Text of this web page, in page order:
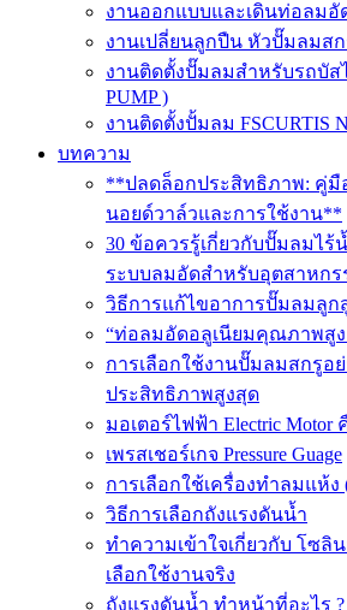
งานออกแบบและเดินท่อลมอั
งานเปลี่ยนลูกปืน หัวปั๊มลมสก
งานติดตั้งปั๊มลมสำหรับรถบัส
PUMP )
งานติดตั้งปั้มลม FSCURTIS
บทความ
**ปลดล็อกประสิทธิภาพ: คู่
นอยด์วาล์วและการใช้งาน**
30 ข้อควรรู้เกี่ยวกับปั๊มลมไ
ระบบลมอัดสำหรับอุตสาหกร
วิธีการแก้ไขอาการปั๊มลมลูกสู
“ท่อลมอัดอลูเนียมคุณภาพสูง
การเลือกใช้งานปั๊มลมสกรูอ
ประสิทธิภาพสูงสุด
มอเตอร์ไฟฟ้า Electric
เพรสเชอร์เกจ Pressure Guage
การเลือกใช้เครื่องทำลมแห้ง
วิธีการเลือกถังแรงดันน้ำ
ทำความเข้าใจเกี่ยวกับ โซลิ
เลือกใช้งานจริง
ถังแรงดันน้ำ ทำหน้าที่อะไร